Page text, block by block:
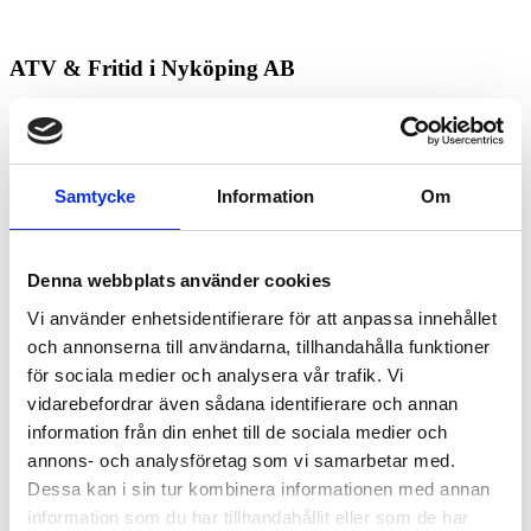
Samtycke Information Om
Denna webbplats använder cookies
Vi använder enhetsidentifierare för att anpassa innehållet
och annonserna till användarna, tillhandahålla funktioner
för sociala medier och analysera vår trafik. Vi
vidarebefordrar även sådana identifierare och annan
information från din enhet till de sociala medier och
annons- och analysföretag som vi samarbetar med.
Dessa kan i sin tur kombinera informationen med annan
information som du har tillhandahållit eller som de har
ATV & Fritid i Nyköping AB
Kontakt
Nyköping
Köpa och äga terrängfordon
Fordonstyper snöskotrar
Fordonstyper fyrhjulingar
Köra terrängfordon
Att köra i terräng
Att köra snöskoter
Säker körning i terrängen
Lagar och regelverk
Lagar och regler
Körkort och förarbevis